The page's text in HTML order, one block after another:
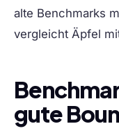
alte Benchmarks
vergleicht Äpfel
gute